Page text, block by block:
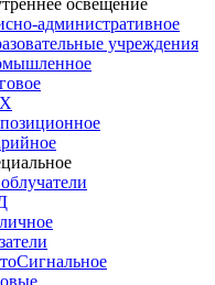
административное
учреждения